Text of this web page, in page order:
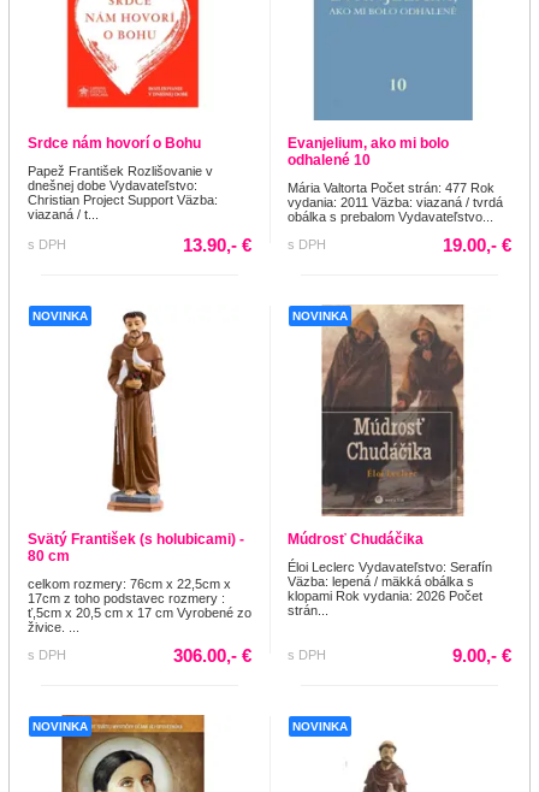
Srdce nám hovorí o Bohu
Papež František Rozlišovanie v
dnešnej dobe Vydavateľstvo:
Christian Project Support Väzba:
viazaná / t...
s DPH 13.90,- €
Evanjelium, ako mi bolo
odhalené 10
Mária Valtorta Počet strán: 477 Rok
vydania: 2011 Väzba: viazaná / tvrdá
obálka s prebalom Vydavateľstvo...
s DPH
19.00,- €
NOVINKA
Svätý František (s holubicami) -
80 cm
celkom rozmery: 76cm x 22,5cm x
17cm z toho podstavec rozmery :
ť,5cm x 20,5 cm x 17 cm Vyrobené zo
živice. ...
s DPH
306.00,- €
NOVINKA
Múdrosť Chudáčika
Éloi Leclerc Vydavateľstvo: Serafín
Väzba: lepená / mäkká obálka s
klopami Rok vydania: 2026 Počet
strán...
s DPH 9.00,- €
NOVINKA NOVINKA